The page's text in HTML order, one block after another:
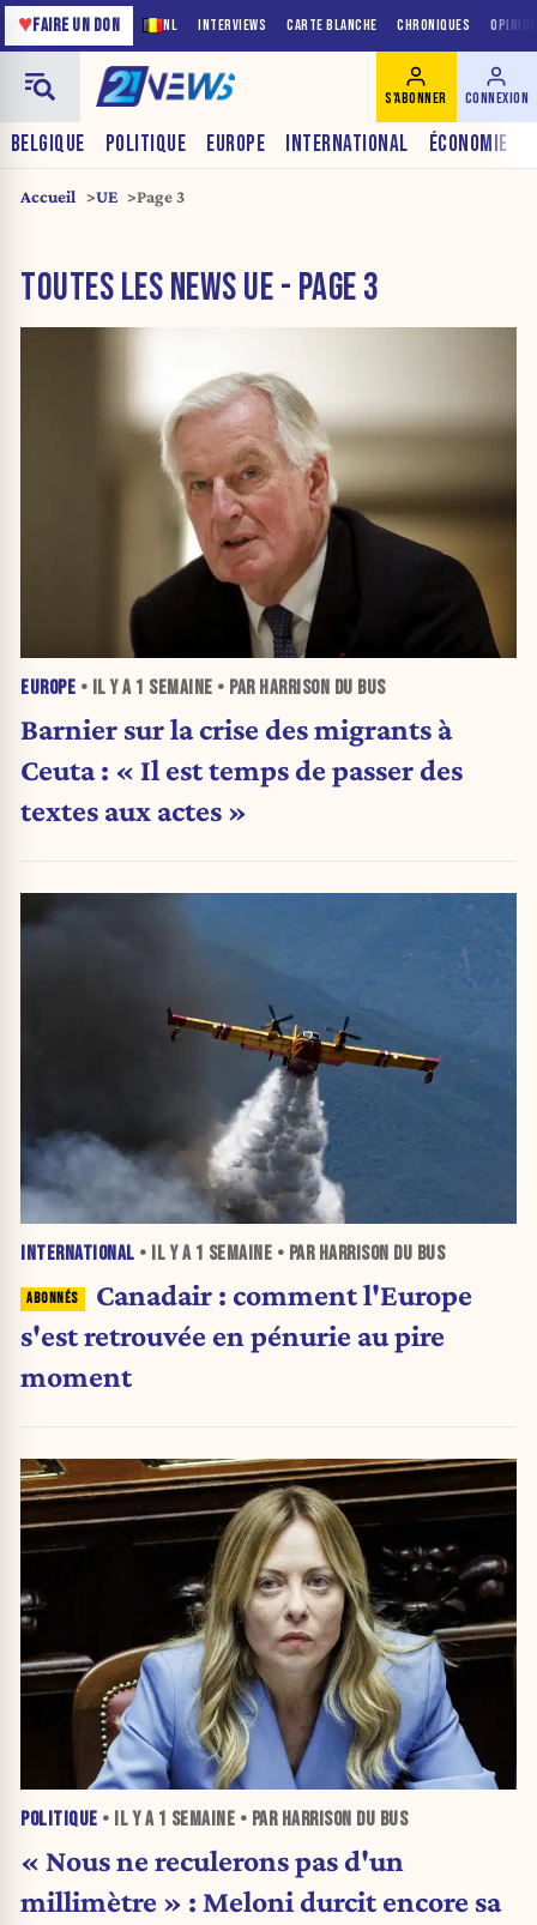
NL INTERVIEWS CARTE BLANCHE CHRONIQUES
♥FAIRE UN DON
BELGIQUE POLITIQUE EUROPE INTERNATIONAL ÉCONOMIE
S'ABONNER CONNEXION
Accueil UE Page 3
TOUTES LES NEWS UE - PAGE 3
EUROPE • IL Y A 1 SEMAINE • PAR HARRISON DU BUS
Barnier sur la crise des migrants à
Ceuta : « Il est temps de passer des
textes aux actes »
INTERNATIONAL • IL Y A 1 SEMAINE • PAR HARRISON DU BUS
Canadair : comment l'Europe
s'est retrouvée en pénurie au pire
moment
POLITIQUE • IL Y A 1 SEMAINE • PAR HARRISON DU BUS
« Nous ne reculerons pas d'un
millimètre » : Meloni durcit encore sa